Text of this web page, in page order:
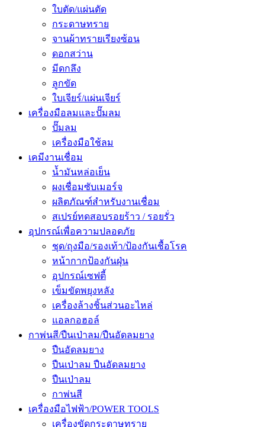
ใบตัด/แผ่นตัด
กระดาษทราย
จานผ้าทรายเรียงซ้อน
ดอกสว่าน
มีดกลึง
ลูกขัด
ใบเจียร์/แผ่นเจียร์
เครื่องมือลมและปั๊มลม
ปั๊มลม
เครื่องมือใช้ลม
เคมีงานเชื่อม
น้ำมันหล่อเย็น
ผงเชื่อมซับเมอร์จ
ผลิตภัณฑ์สำหรับงานเชื่อม
สเปรย์ทดสอบรอยร้าว / รอยรั่ว
อุปกรณ์เพื่อความปลอดภัย
ชุด/ถุงมือ/รองเท้า/ป้องกันเชื้อโรค
หน้ากากป้องกันฝุ่น
อุปกรณ์เซฟตี้
เข็มขัดพยุงหลัง
เครื่องล้างชิ้นส่วนอะไหล่
แอลกอฮอล์
กาพ่นสี/ปืนเป่าลม/ปืนอัดลมยาง
ปืนอัดลมยาง
ปืนเป่าลม ปืนอัดลมยาง
ปืนเป่าลม
กาพ่นสี
เครื่องมือไฟฟ้า/POWER TOOLS
เครื่องขัดกระดาษทราย